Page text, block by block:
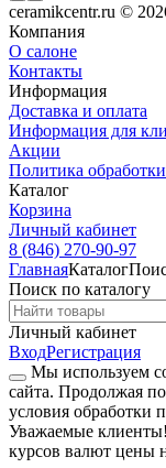
ceramikcentr.ru ©
Компания
О салоне
Контакты
Информация
Доставка и оплата
Информация для
Акции
Политика
Каталог
Корзина
Личный кабинет
8 (846) 270-90-97
ГлавнаяКаталог
Поиск по каталогу
Личный кабинет
ВходРегистрация
Мы используем
сайта. Продолжая
условия обработки
Уважаемые клиенты!
курсов валют цены